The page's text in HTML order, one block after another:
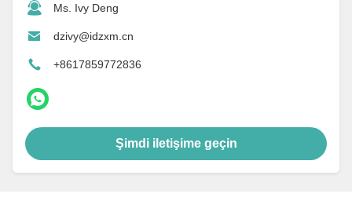
Ms. Ivy Deng
dzivy@idzxm.cn
+8617859772836
Şimdi iletişime geçin